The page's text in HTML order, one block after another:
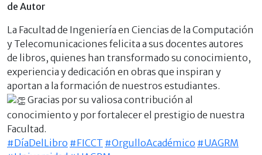
de Autor
La Facultad de Ingeniería en Ciencias de la Computación
y Telecomunicaciones felicita a sus docentes autores
de libros, quienes han transformado su conocimiento,
experiencia y dedicación en obras que inspiran y
aportan a la formación de nuestros estudiantes.
Gracias por su valiosa contribución al
conocimiento y por fortalecer el prestigio de nuestra
Facultad.
#DíaDelLibro #FICCT #OrgulloAcadémico #UAGRM